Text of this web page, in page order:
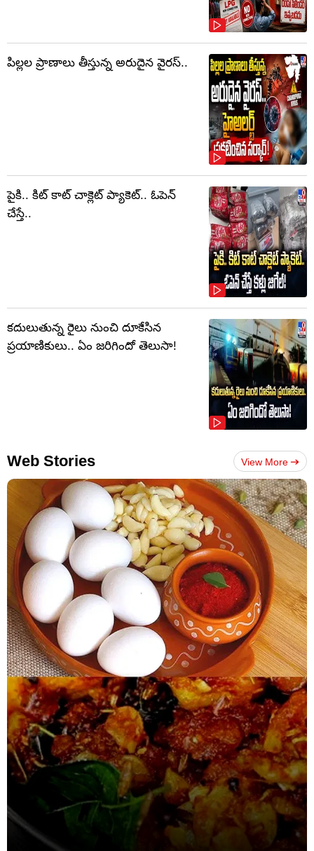
పిల్లల ప్రాణాలు తీస్తున్న అరుదైన వైరస్..
పైకి.. కిట్‌ కాట్‌ చాక్లెట్ ప్యాకెట్‌.. ఓపెన్‌
చేస్తే..
కదులుతున్న రైలు నుంచి దూకేసిన
ప్రయాణికులు.. ఏం జరిగిందో తెలుసా!
Web Stories View More